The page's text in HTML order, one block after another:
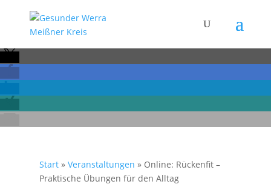
Start » Veranstaltungen » Online: Rückenfit –
Praktische Übungen für den Alltag